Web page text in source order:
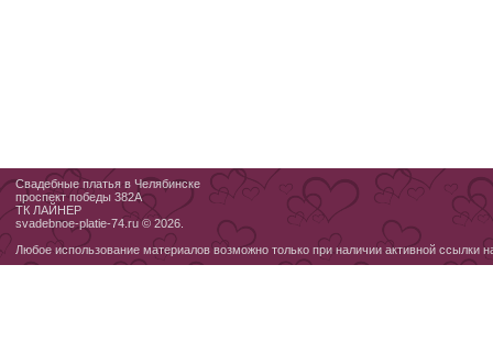
Свадебные платья в Челябинске
проспект победы 382А
ТК ЛАЙНЕР
svadebnoe-platie-74.ru © 2026.
Любое использование материалов возможно только при наличии активной ссылки